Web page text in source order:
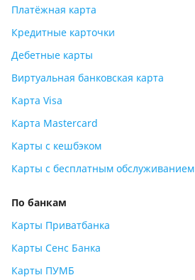
Платёжная карта
Кредитные карточки
Дебетные карты
Виртуальная банковская карта
Карта Visa
Карта Mastercard
Карты с кешбэком
Карты с бесплатным обслуживанием
По банкам
Карты Приватбанка
Карты Сенс Банка
Карты ПУМБ